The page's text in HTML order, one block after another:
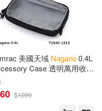
美國天域 Nagano0.4L
Case 透明萬用收納
司貨) T1540-1915
$1200